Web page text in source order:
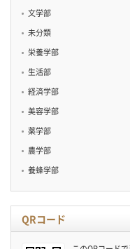
文学部
未分類
栄養学部
生活部
経済学部
美容学部
薬学部
農学部
養蜂学部
QRコード